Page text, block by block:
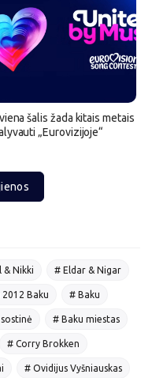
šalis žada kitais metais
„Eurovizijoje“
& Nikki # Eldar & Nigar
Baku # Baku
# Baku miestas
# Corry Brokken
# Ovidijus Vyšniauskas